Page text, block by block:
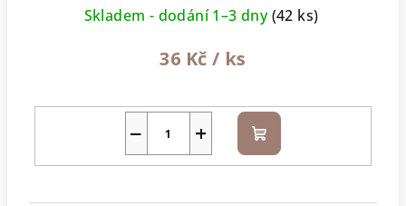
Skladem - dodání 1–3 dny(42 ks)
36 Kč / ks
+
− Do
košíku